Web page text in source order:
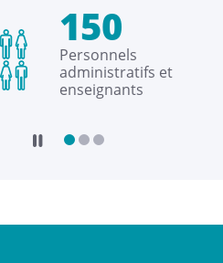
150
Personnels
administratifs et
enseignants